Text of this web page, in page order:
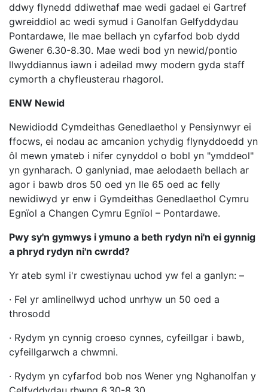
ddwy flynedd ddiwethaf mae wedi gadael ei Gartref
gwreiddiol ac wedi symud i Ganolfan Gelfyddydau
Pontardawe, lle mae bellach yn cyfarfod bob dydd
Gwener 6.30-8.30. Mae wedi bod yn newid/pontio
llwyddiannus iawn i adeilad mwy modern gyda staff
cymorth a chyfleusterau rhagorol.
ENW Newid
Newidiodd Cymdeithas Genedlaethol y Pensiynwyr ei
ffocws, ei nodau ac amcanion ychydig flynyddoedd yn
ôl mewn ymateb i nifer cynyddol o bobl yn "ymddeol"
yn gynharach. O ganlyniad, mae aelodaeth bellach ar
agor i bawb dros 50 oed yn lle 65 oed ac felly
newidiwyd yr enw i Gymdeithas Genedlaethol Cymru
Egnïol a Changen Cymru Egnïol – Pontardawe.
Pwy sy'n gymwys i ymuno a beth rydyn ni'n ei gynnig
a phryd rydyn ni'n cwrdd?
Yr ateb syml i'r cwestiynau uchod yw fel a ganlyn: –
· Fel yr amlinellwyd uchod unrhyw un 50 oed a
throsodd
· Rydym yn cynnig croeso cynnes, cyfeillgar i bawb,
cyfeillgarwch a chwmni.
· Rydym yn cyfarfod bob nos Wener yng Nghanolfan y